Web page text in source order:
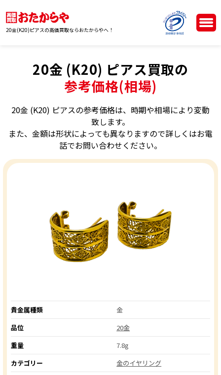
20金(K20)ピアスの高価買取ならおたからやへ！
20金 (K20) ピアス買取の
参考価格(相場)
20金 (K20) ピアスの参考価格は、時期や相場により変動
致します。
また、金額は形状によっても異なりますので詳しくはお電
話でお問い合わせください。
貴金属種類
金
品位
20金
重量
7.8g
カテゴリー
金のイヤリング